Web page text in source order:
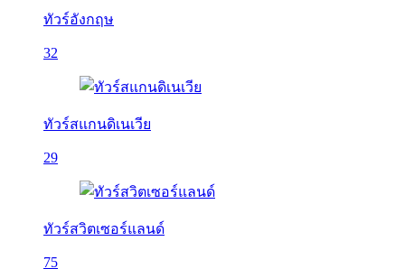
ทัวร์อังกฤษ
32
ทัวร์สแกนดิเนเวีย
29
ทัวร์สวิตเซอร์แลนด์
75